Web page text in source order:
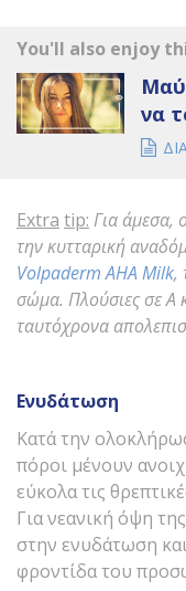
You'll also enjoy
να
Extra tip: Για άμεσα,
την κυτταρική
Volpaderm AHA Milk,
σώμα. Πλούσιες σε Α
ταυτόχρονα
Ενυδάτωση
Κατά την
πόροι μένουν
εύκολα τις
Για νεανική όψη
στην ενυδάτωση
φροντίδα του